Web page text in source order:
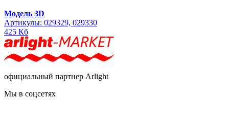
Модель 3D
Артикулы: 029329, 029330
425 Кб
официальный партнер Arlight
Мы в соцсетях